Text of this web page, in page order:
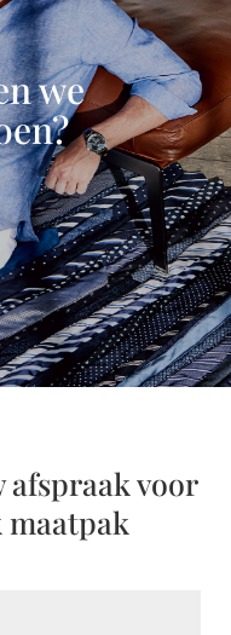
we
afspraak voor